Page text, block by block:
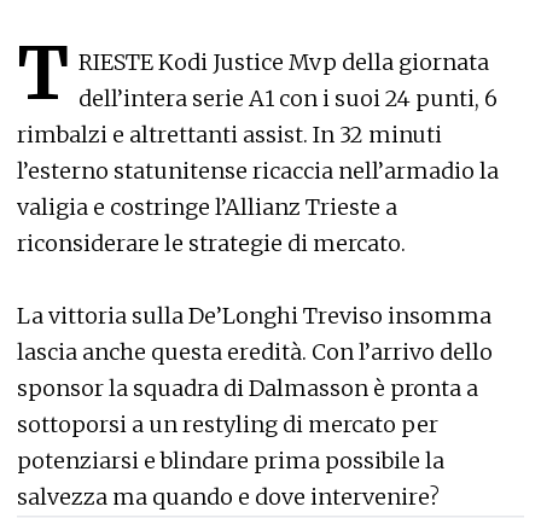
T RIESTE Kodi Justice Mvp della giornata
dell’intera serie A1 con i suoi 24 punti, 6
rimbalzi e altrettanti assist. In 32 minuti
l’esterno statunitense ricaccia nell’armadio la
valigia e costringe l’Allianz Trieste a
riconsiderare le strategie di mercato.
La vittoria sulla De’Longhi Treviso insomma
lascia anche questa eredità. Con l’arrivo dello
sponsor la squadra di Dalmasson è pronta a
sottoporsi a un restyling di mercato per
potenziarsi e blindare prima possibile la
salvezza ma quando e dove intervenire?